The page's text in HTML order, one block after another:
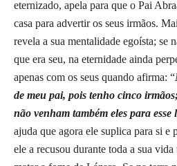
eternizado, apela para que o Pai
casa para advertir os seus irmãos.
revela a sua mentalidade egoísta; se
que era seu, na eternidade ainda
apenas com os seus quando afirma: “
de meu pai, pois tenho cinco
não venham também eles para
ajuda que agora ele suplica para si e
ele a recusou durante toda a sua